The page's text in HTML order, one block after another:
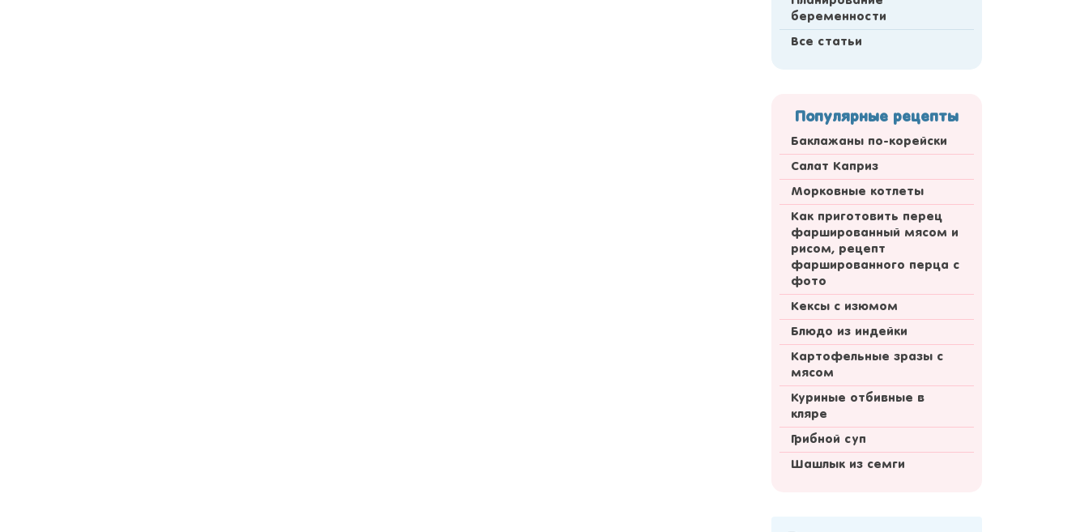
беременности
Все статьи
Популярные рецепты
Баклажаны по-корейски
Салат Каприз
Морковные котлеты
Как приготовить перец
фаршированный мясом и
рисом, рецепт
фаршированного перца с
фото
Кексы с изюмом
Блюдо из индейки
Картофельные зразы с
мясом
Куриные отбивные в
кляре
Грибной суп
Шашлык из семги